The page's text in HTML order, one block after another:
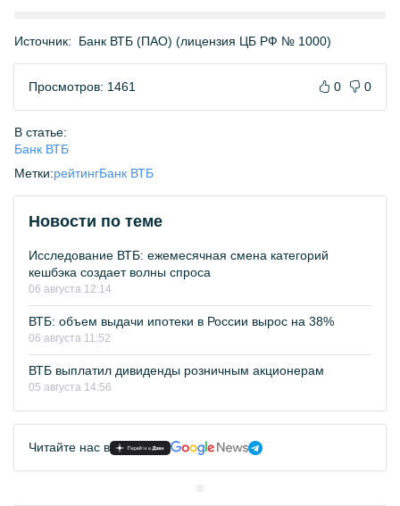
Источник: Банк ВТБ (ПАО) (лицензия ЦБ РФ № 1000)
Просмотров: 1461 0 0
В статье:
Банк ВТБ
Метки:рейтингБанк ВТБ
Новости по теме
Исследование ВТБ: ежемесячная смена категорий
кешбэка создает волны спроса
06 августа 12:14
ВТБ: объем выдачи ипотеки в России вырос на 38%
06 августа 11:52
ВТБ выплатил дивиденды розничным акционерам
05 августа 14:56
Читайте нас в